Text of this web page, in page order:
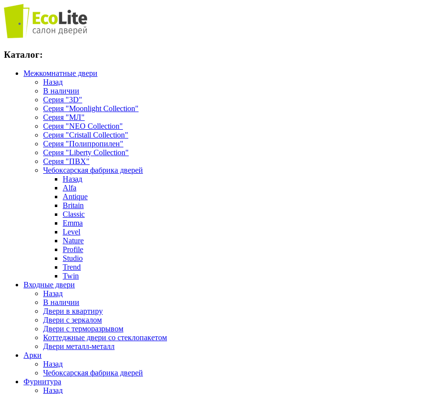
Каталог:
Межкомнатные двери
Назад
В наличии
Серия "3D"
Серия "Moonlight Collection"
Серия "МЛ"
Серия "NEO Collection"
Серия "Cristall Collection"
Серия "Полипропилен"
Серия "Liberty Collection"
Серия "ПВХ"
Чебоксарская фабрика дверей
Назад
Alfa
Antique
Britain
Classic
Emma
Level
Nature
Profile
Studio
Trend
Twin
Входные двери
Назад
В наличии
Двери в квартиру
Двери с зеркалом
Двери с терморазрывом
Коттеджные двери со стеклопакетом
Двери металл-металл
Арки
Назад
Чебоксарская фабрика дверей
Фурнитура
Назад